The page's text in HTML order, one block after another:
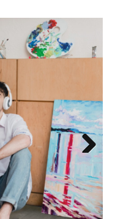
Next
Next